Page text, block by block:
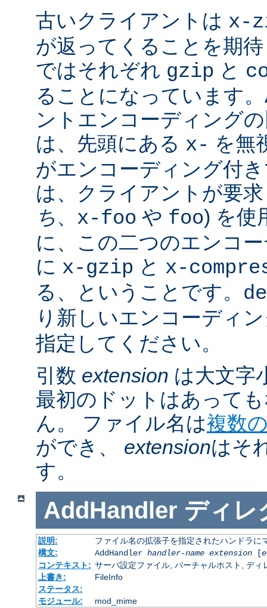
古いクライアントは x-
が返ってくることを期
ではそれぞれ gzip と
ることになっています
ントエンコーディング
は、先頭にある x- を無
がエンコーディング付
は、クライアントが要
ち、 x-foo や foo) を使
に、この二つのエンコ
に x-gzip と x-
る、ということです。
り新しいエンコーディ
指定してください。
引数 extension は大文字
最初のドットはあって
ん。 ファイル名は複数
ができ、 extensionはそ
す。
AddHandler ディレ
説明:
ファイル名の拡張子を指定されたハンドラに
構文:
AddHandler handler-name extension[
コンテキスト: サーバ設定ファイル, バーチャルホスト, ディ
上書き:
FileInfo
ステータス:
モジュール:
mod_mime